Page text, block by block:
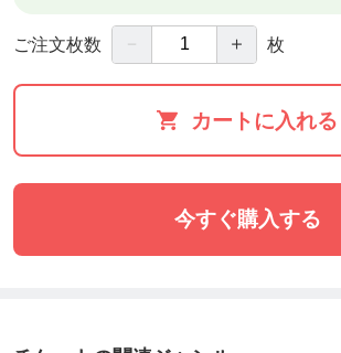
【施術の流れ】初回所要時間：約60分
①【カウンセリング】:お悩みをお聞
術の説明をします。
②【検査】:視診、触診等の検査を
ご注文枚数 － ＋ 枚
カートに入れる
今すぐ購入する